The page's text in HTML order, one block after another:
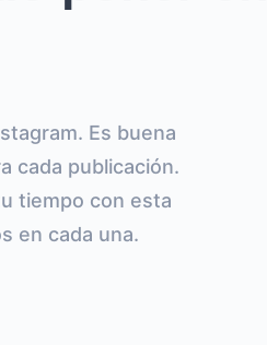
Es buena
cada publicación.
tiempo con esta
en cada una.